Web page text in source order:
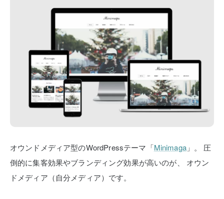
オウンドメディア型のWordPressテーマ「Minimaga」。
圧
倒的に集客効果やブランディング効果が高いのが、
オウン
ドメディア（自分メディア）です。